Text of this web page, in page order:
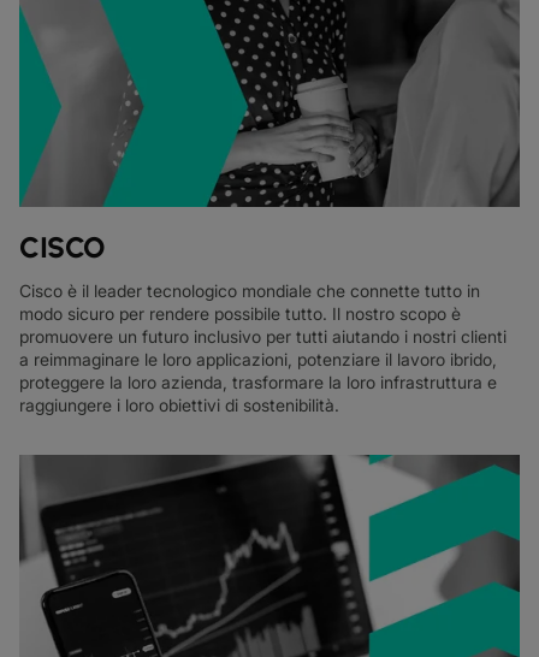
CISCO
Cisco è il leader tecnologico mondiale che connette tutto in
modo sicuro per rendere possibile tutto. Il nostro scopo è
promuovere un futuro inclusivo per tutti aiutando i nostri clienti
a reimmaginare le loro applicazioni, potenziare il lavoro ibrido,
proteggere la loro azienda, trasformare la loro infrastruttura e
raggiungere i loro obiettivi di sostenibilità.